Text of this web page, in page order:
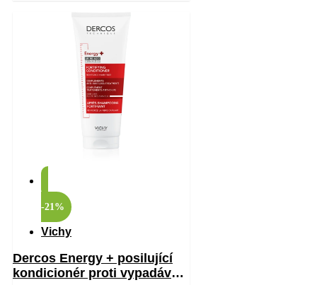
-21%
Vichy
Dercos Energy + posilující
kondicionér proti vypadávání